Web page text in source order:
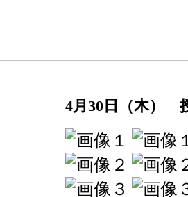
4月30日（木）